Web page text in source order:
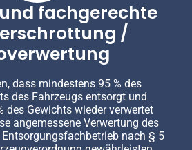
fachgerechte
/
dass mindestens 95 % des
des Fahrzeugs entsorgt und
des Gewichts wieder verwertet
angemessene Verwertung des
nach § 5